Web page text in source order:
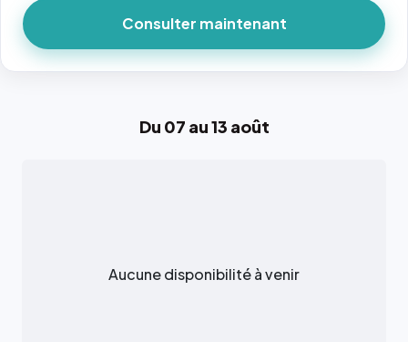
Du 07 au 13 août
Aucune disponibilité à venir
Consulter maintenant